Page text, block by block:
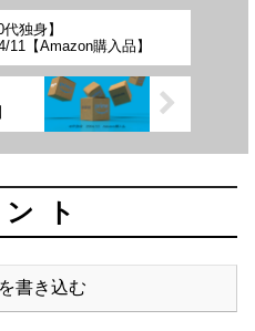
代独身】
11【Amazon購入品】
ト
書き込む